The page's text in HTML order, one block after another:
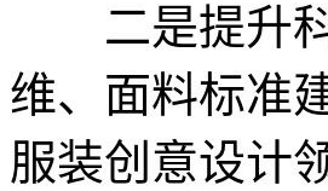
二是提升科
维、面料标准
服装创意设计